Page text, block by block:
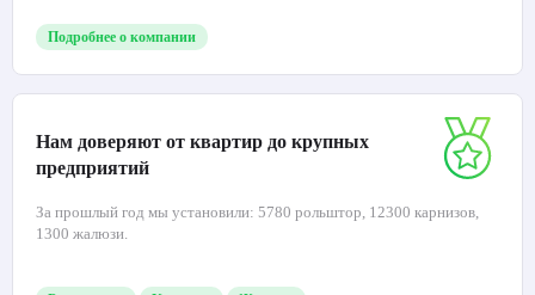
Подробнее о компании
Нам доверяют от квартир до крупных
предприятий
За прошлый год мы установили: 5780 рольштор, 12300 карнизов,
1300 жалюзи.